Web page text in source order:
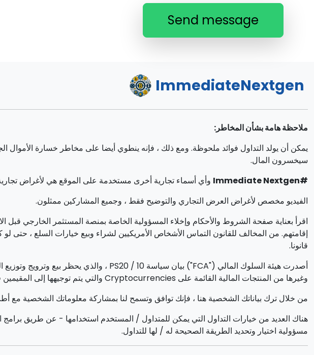
Send message
ImmediateNextgen
ملاحظة هامة بشأن المخاطر:
سيخسرون المال.
#Immediate Nextgen
وأي أسماء تجارية أخرى مستخدمة على الموقع هي لأغراض
الفيديو مخصص لأغراض العرض التجاري والتوضيح فقط ، وجميع المشاركين ممثلون.
اقرأ بعناية صفحة الشروط والأحكام وإخلاء المسؤولية الخاصة بمنصة المستثمر الخارجي قبل
قانونا.
وغيرها من المنتجات المالية القائمة على Cryptocurrencies والتي يتم توجيهها إلى المقيمين في المملكة المتحدة
من خلال ترك بياناتك الشخصية هنا ، فإنك توافق وتسمح لنا بمشاركة معلوماتك الشخصية
هناك العديد من خيارات التداول التي يمكن للمتداول / المستخدم استخدامها - عن طريق
مسؤولية اختيار وتحديد الطريقة الصحيحة له / لها للتداول.